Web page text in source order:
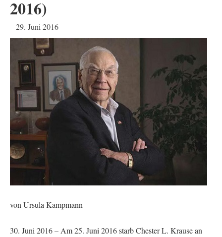
2016)
29. Juni 2016
von Ursula Kampmann
30. Juni 2016 – Am 25. Juni 2016 starb Chester L. Krause an